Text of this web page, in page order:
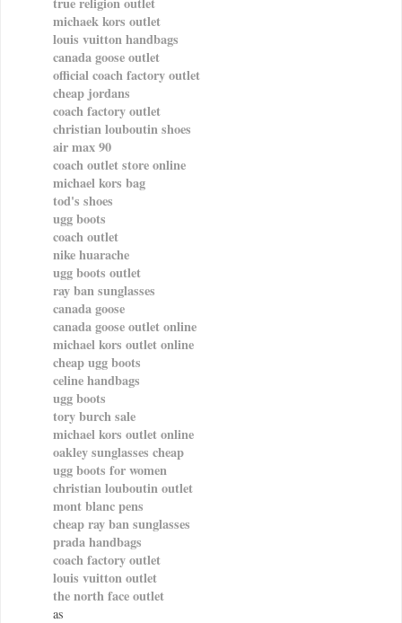
michaek kors outlet
louis vuitton handbags
canada goose outlet
official coach factory outlet
cheap jordans
coach factory outlet
christian louboutin shoes
air max 90
coach outlet store online
michael kors bag
tod's shoes
ugg boots
coach outlet
nike huarache
ugg boots outlet
ray ban sunglasses
canada goose
canada goose outlet online
michael kors outlet online
cheap ugg boots
celine handbags
ugg boots
tory burch sale
michael kors outlet online
oakley sunglasses cheap
ugg boots for women
christian louboutin outlet
mont blanc pens
cheap ray ban sunglasses
prada handbags
coach factory outlet
louis vuitton outlet
the north face outlet
as